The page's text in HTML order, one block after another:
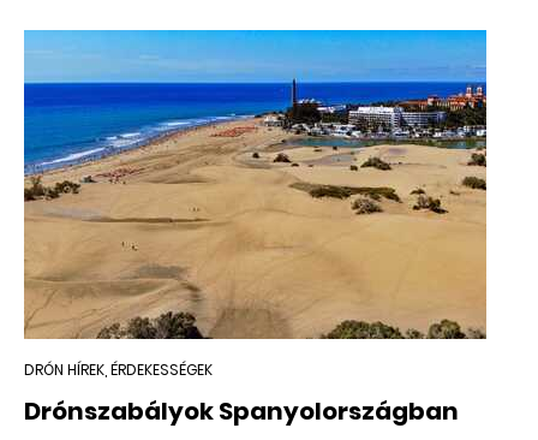
DRÓN HÍREK, ÉRDEKESSÉGEK
Drónszabályok Spanyolországban